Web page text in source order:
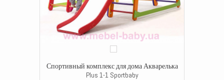
Спортивный комплекс для дома Акварелька
Plus 1-1 Sportbaby